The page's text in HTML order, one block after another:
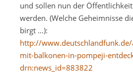
und sollen nun der
werden. (Welche Geheimnisse
birgt …):
http://www.deutschlandfunk.de/
mit-balkonen-in-pompeji-
drn:news_id=883822